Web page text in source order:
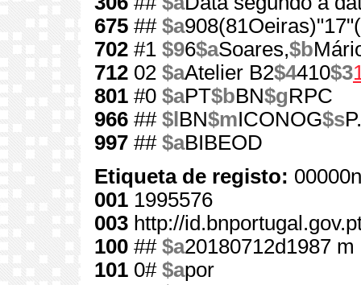
675 ## $a
702 #1 $96$aSoares,$b
712 02 $aAtelier B2$4410$3
801 #0 $aPT$bBN$gRPC
966 ## $l BN$mICONOG$s
997 ## $aBIBEOD
Etiqueta de registo:
001 1995576
003 http://
100 ## $a20180712d1987
101 0# $apor